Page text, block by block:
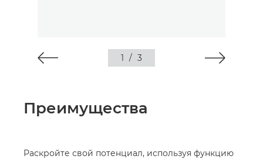
1 / 3
Преимущества
Раскройте свой потенциал, используя функцию